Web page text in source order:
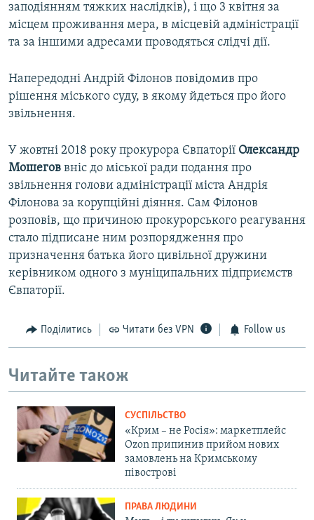
заподіянням тяжких наслідків), і що 3 квітня за
місцем проживання мера, в місцевій адміністрації
та за іншими адресами проводяться слідчі дії.
Напередодні Андрій Філонов повідомив про
рішення міського суду, в якому йдеться про його
звільнення.
У жовтні 2018 року прокурора Євпаторії Олександр
Мошегов вніс до міської ради подання про
звільнення голови адміністрації міста Андрія
Філонова за корупційні діяння. Сам Філонов
розповів, що причиною прокурорського реагування
стало підписане ним розпорядження про
призначення батька його цивільної дружини
керівником одного з муніципальних підприємств
Євпаторії.
Поділитись Читати без VPN Follow us
Читайте також
СУСПІЛЬСТВО
«Крим – не Росія»: маркетплейс
Ozon припинив прийом нових
замовлень на Кримському
півострові
ПРАВА ЛЮДИНИ